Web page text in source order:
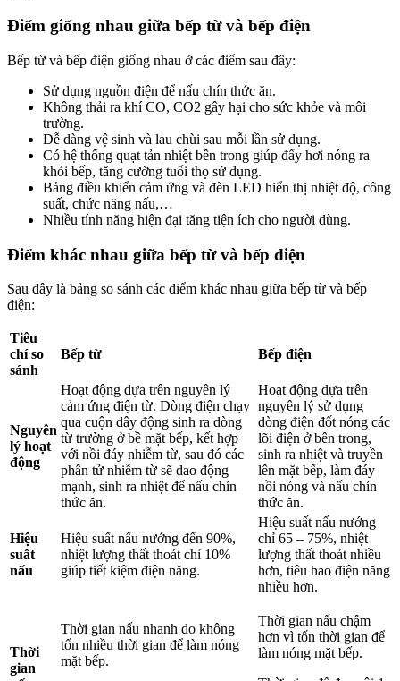
Điểm giống nhau giữa bếp từ và bếp điện
Bếp từ và bếp điện giống nhau ở các điểm sau đây:
Sử dụng nguồn điện để nấu chín thức ăn.
Không thải ra khí CO, CO2 gây hại cho sức khỏe và môi
trường.
Dễ dàng vệ sinh và lau chùi sau mỗi lần sử dụng.
Có hệ thống quạt tản nhiệt bên trong giúp đẩy hơi nóng ra
khỏi bếp, tăng cường tuổi thọ sử dụng.
Bảng điều khiển cảm ứng và đèn LED hiển thị nhiệt độ, công
suất, chức năng nấu,…
Nhiều tính năng hiện đại tăng tiện ích cho người dùng.
Điểm khác nhau giữa bếp từ và bếp điện
Sau đây là bảng so sánh các điểm khác nhau giữa bếp từ và bếp
điện:
Tiêu
chí so
sánh
Bếp từ Bếp điện
Nguyên
lý hoạt
động
Hoạt động dựa trên nguyên lý
cảm ứng điện từ. Dòng điện chạy
qua cuộn dây động sinh ra dòng
từ trường ở bề mặt bếp, kết hợp
với nồi đáy nhiễm từ, sau đó các
phân tử nhiễm từ sẽ dao động
mạnh, sinh ra nhiệt để nấu chín
thức ăn.
Hoạt động dựa trên
nguyên lý sử dụng
dòng điện đốt nóng các
lõi điện ở bên trong,
sinh ra nhiệt và truyền
lên mặt bếp, làm đáy
nồi nóng và nấu chín
thức ăn.
Hiệu
suất
nấu
Hiệu suất nấu nướng đến 90%,
nhiệt lượng thất thoát chỉ 10%
giúp tiết kiệm điện năng.
Hiệu suất nấu nướng
chỉ 65 – 75%, nhiệt
lượng thất thoát nhiều
hơn, tiêu hao điện năng
nhiều hơn.
Thời
gian
Thời gian nấu nhanh do không
tốn nhiều thời gian để làm nóng
mặt bếp.
Thời gian nấu chậm
hơn vì tốn thời gian để
làm nóng mặt bếp.